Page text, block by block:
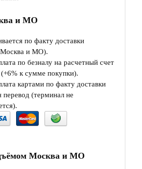
и МО
по факту доставки
и МО).
по безналу на расчетный счет
к сумме покупки).
картами по факту доставки
перевод (терминал не
Москва и МО